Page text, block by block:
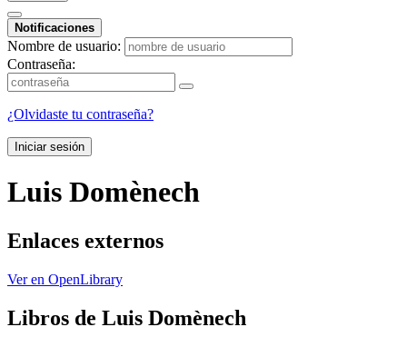
Notificaciones
Nombre de usuario:
Contraseña:
¿Olvidaste tu contraseña?
Iniciar sesión
Luis Domènech
Enlaces externos
Ver en OpenLibrary
Libros de Luis Domènech